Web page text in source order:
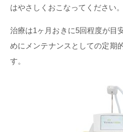
はやさしくおこなってください。
治療は1ヶ月おきに5回程度が目
めにメンテナンスとしての定期
す。